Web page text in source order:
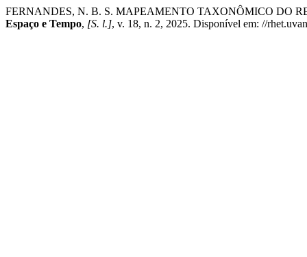
FERNANDES, N. B. S. MAPEAMENTO TAXONÔMICO DO
Espaço e Tempo, [S. l.], v. 18, n. 2, 2025. Disponível em: //